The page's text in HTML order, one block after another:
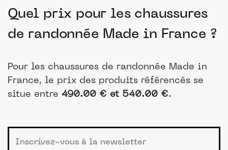
Quel prix pour les chaussures
de randonnée Made in France ?
Pour les chaussures de randonnée Made in
France, le prix des produits référencés se
situe entre 490.00 € et 540.00 €.